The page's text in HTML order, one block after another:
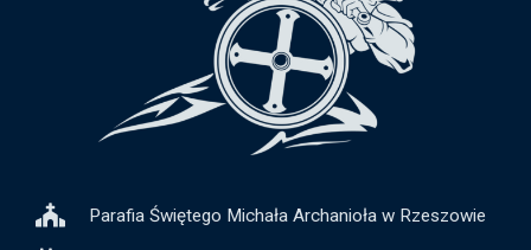
Parafia Świętego Michała Archanioła w Rzeszowie